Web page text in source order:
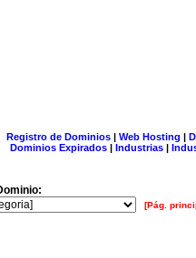
Registro de Dominios| Web Hosting |
Dominios Expirados | Industrias |
[Pág.